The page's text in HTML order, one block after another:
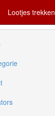
Lootjes trekken